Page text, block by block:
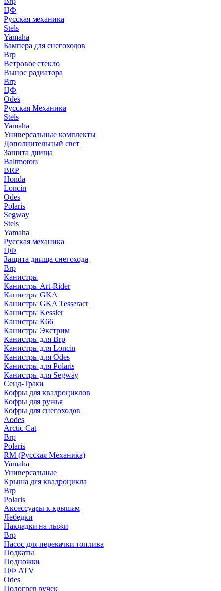
ЦФ
Русская механика
Stels
Yamaha
Бампера для снегоходов
Brp
Ветровое стекло
Вынос радиатора
Brp
ЦФ
Odes
Русская Механика
Stels
Yamaha
Универсальные комплекты
Дополнительный свет
Защита днища
Baltmotors
BRP
Honda
Loncin
Odes
Polaris
Segway
Stels
Yamaha
Русская механика
ЦФ
Защита днища снегохода
Brp
Канистры
Канистры Art-Rider
Канистры GKA
Канистры GKA Tesseract
Канистры Kessler
Канистры К66
Канистры Экстрим
Канистры для Brp
Канистры для Loncin
Канистры для Odes
Канистры для Polaris
Канистры для Segway
Сенд-Траки
Кофры для квадроциклов
Кофры для ружья
Кофры для снегоходов
Aodes
Arctic Cat
Brp
Polaris
RM (Русская Механика)
Yamaha
Универсальные
Крыша для квадроцикла
Brp
Polaris
Аксессуары к крышам
Лебедки
Накладки на лыжи
Brp
Насос для перекачки топлива
Подкаты
Подножки
ЦФ ATV
Odes
Подогрев ручек